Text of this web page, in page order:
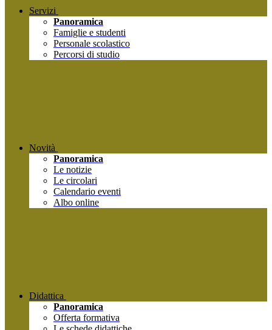
Servizi
Panoramica
Famiglie e studenti
Personale scolastico
Percorsi di studio
Novità
Panoramica
Le notizie
Le circolari
Calendario eventi
Albo online
Didattica
Panoramica
Offerta formativa